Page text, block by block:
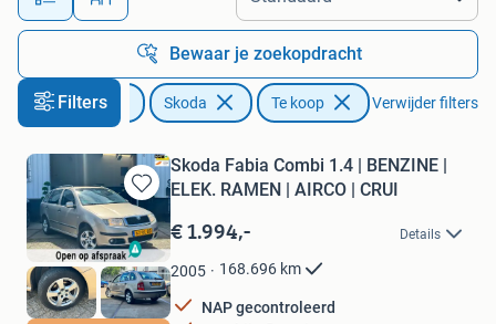
Bewaar je zoekopdracht
Filters
Auto's Skoda Te koop Verwijder filters
Bewaren
in
Mijn
Favorieten
Skoda Fabia Combi 1.4 | BENZINE |
ELEK. RAMEN | AIRCO | CRUI
€ 1.994,- Details
2005 168.696 km
NAP gecontroleerd